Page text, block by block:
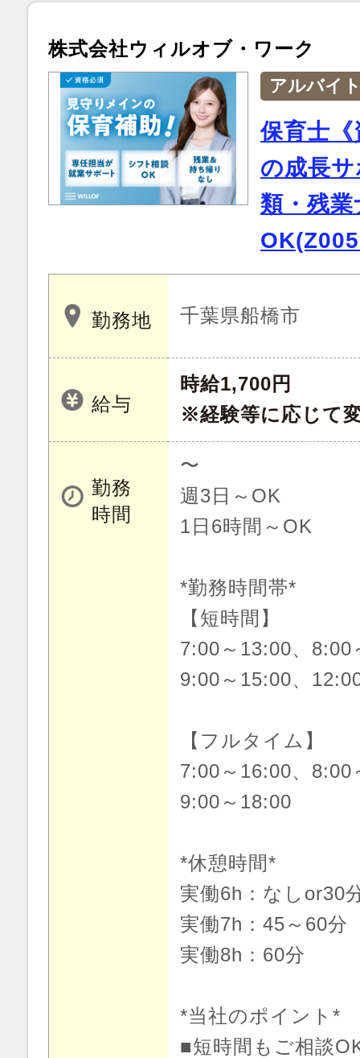
株式会社ウィルオブ・ワーク
アルバイ
保育士
の成長
類・残
勤務地 千葉県船橋市
給与
時給1,700円
※経験等に応じて
勤務
時間
〜
週3日～OK
1日6時間～OK
*勤務時間帯*
【短時間】
7:00～13:00、8:00
9:00～15:00、
【フルタイム】
7:00～16:00、8:00
9:00～18:00
*休憩時間*
実働6h：なしor30
実働7h：45～60分
実働8h：60分
*当社のポイント*
■短時間もご相談